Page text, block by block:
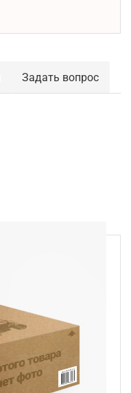
Задать вопрос